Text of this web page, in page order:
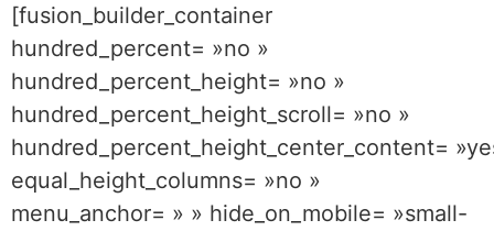
[fusion_builder_container
hundred_percent= »no »
hundred_percent_height= »no »
hundred_percent_height_scroll= »no »
hundred_percent_height_center_content=
equal_height_columns= »no »
menu_anchor= » » hide_on_mobile= »small-